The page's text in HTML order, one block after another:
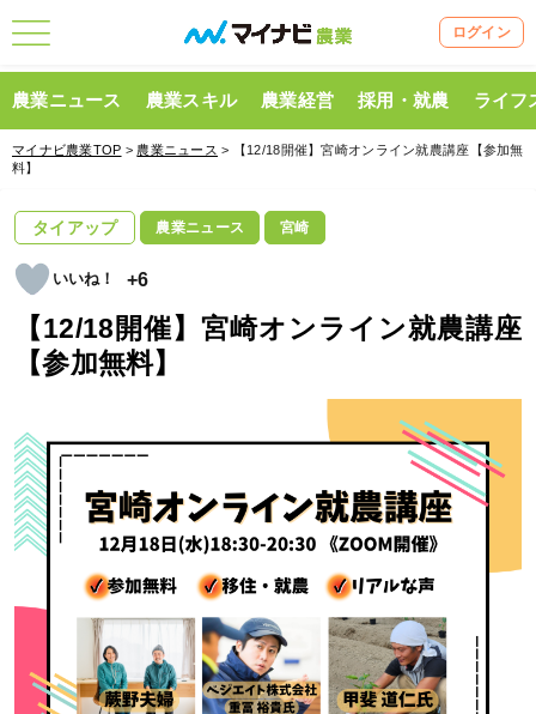
ログイン
農業ニュース 農業スキル 農業経営 採用・就農 ライフ
マイナビ農業TOP > 農業ニュース > 【12/18開催】宮崎オンライン就農講座【参加無
料】
タイアップ 農業ニュース 宮崎
+6
【12/18開催】宮崎オンライン就農講座
【参加無料】